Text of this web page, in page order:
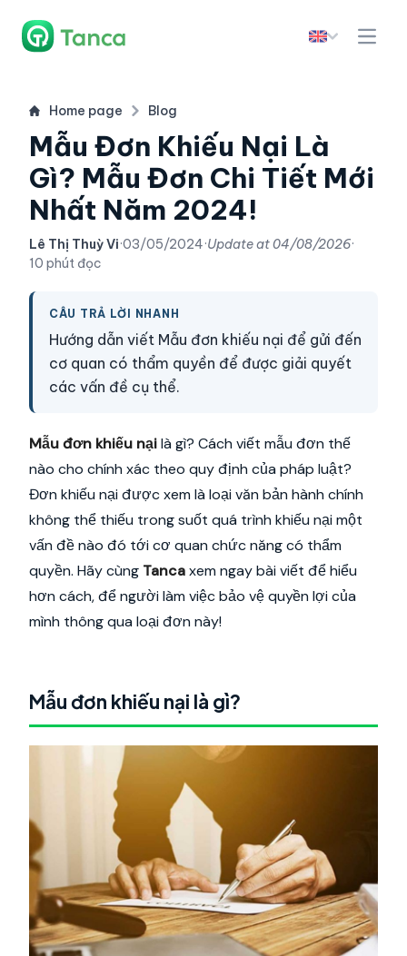
Home page Blog
Mẫu Đơn Khiếu Nại Là
Gì? Mẫu Đơn Chi Tiết Mới
Nhất Năm 2024!
Lê Thị Thuỳ Vi·03/05/2024·Update at04/08/2026·
10 phút đọc
CÂU TRẢ LỜI NHANH
Hướng dẫn viết Mẫu đơn khiếu nại để gửi đến
cơ quan có thẩm quyền để được giải quyết
các vấn đề cụ thể.
Mẫu đơn khiếu nạilà gì? Cách viết mẫu đơn thế
nào cho chính xác theo quy định của pháp luật?
Đơn khiếu nại được xem là loại văn bản hành chính
không thể thiếu trong suốt quá trình khiếu nại một
vấn đề nào đó tới cơ quan chức năng có thẩm
quyền. Hãy cùng Tancaxem ngay bài viết để hiểu
hơn cách, để người làm việc bảo vệ quyền lợi của
mình thông qua loại đơn này!
Mẫu đơn khiếu nại là gì?